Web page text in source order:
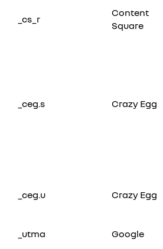
_cs_r
Content
Square
_ceg.s Crazy Egg
_ceg.u Crazy Egg
_utma Google